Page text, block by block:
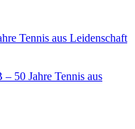
Tennis aus Leidenschaft
50 Jahre Tennis aus